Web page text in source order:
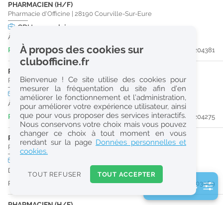
Réinitialiser
2
0
k
Consulter les offres de la France d'outre-mer
PHARMACIEN (H/F)
Pharmacie d'Officine 28190 Courville-Sur-Eure
CDI temps plein
À partir du 26/08/26
Publiée il y a 3 jour(s)
#204381
PHARMACIEN (H/F)
Pharmacie d'Officine|28170 Châteauneuf-En-Thymerais
temps plein
À partir du 30/09/26
Publiée il y a 5 jour(s)
#204275
PRÉPARATEUR EN PHARMACIE (H/F)
Pharmacie d'Officine 28120 Bailleau-Le-Pin
Dès que possible
Publiée il y a 9 jour(s)
#203969
2 filtre(s) actifs
À propos des cookies sur
clubofficine.fr
Bienvenue ! Ce site utilise des cookies pour
mesurer la fréquentation du site afin d’en
améliorer le fonctionnement et l’administration,
pour améliorer votre expérience utilisateur, ainsi
que pour vous proposer des services interactifs.
Nous conservons votre choix mais vous pouvez
changer ce choix à tout moment en vous
rendant sur la page Données personnelles et
cookies.
TOUT REFUSER TOUT ACCEPTER